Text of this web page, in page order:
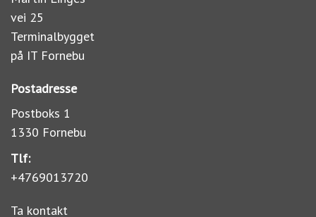
vei 25
Terminalbygget
på IT Fornebu
Postadresse
Postboks 1
1330 Fornebu
Tlf:
+4769013720
Ta kontakt